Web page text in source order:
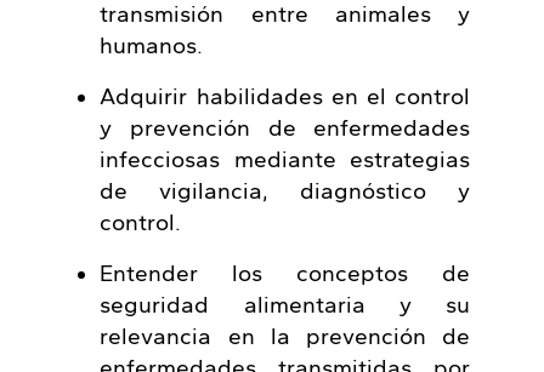
transmisión entre animales y
humanos.
Adquirir habilidades en el control
y prevención de enfermedades
infecciosas mediante estrategias
de vigilancia, diagnóstico y
control.
Entender los conceptos de
seguridad alimentaria y su
relevancia en la prevención de